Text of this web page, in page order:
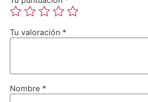
Tu valoración *
Nombre *